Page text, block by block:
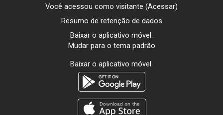
Você acessou como visitante (Acessar)
Resumo de retenção de dados
Baixar o aplicativo móvel.
Mudar para o tema padrão
Baixar o aplicativo móvel.